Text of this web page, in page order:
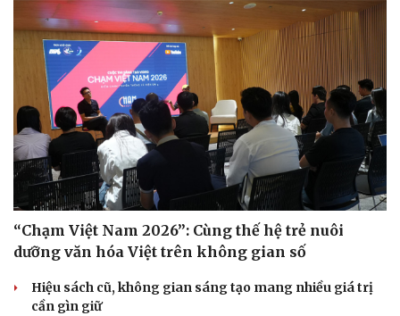
“Chạm Việt Nam 2026”: Cùng thế hệ trẻ nuôi
dưỡng văn hóa Việt trên không gian số
Hiệu sách cũ, không gian sáng tạo mang nhiều giá trị
cần gìn giữ